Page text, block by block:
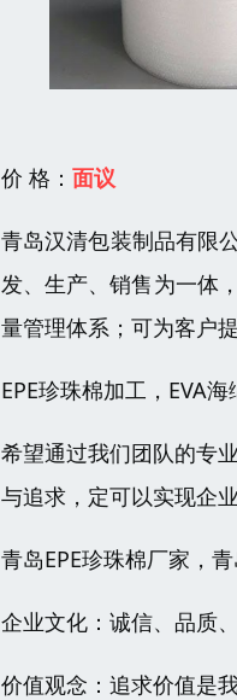
价 格： 面议
青岛汉清包装制品有限
发、生产、销售为一体
量管理体系；可为客户
EPE珍珠棉加工，EVA
希望通过我们团队的专
与追求，定可以实现企
青岛EPE珍珠棉厂家，
企业文化：诚信、品质
价值观念：追求价值是